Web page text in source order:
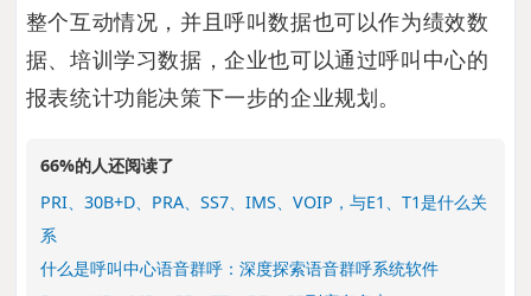
整个互动情况，并且呼叫数据也可以作为绩效数
据、培训学习数据，企业也可以通过呼叫中心的
报表统计功能决策下一步的企业规划。
66%的人还阅读了
PRI、30B+D、PRA、SS7、IMS、VOIP，与E1、T1是什么关
系
什么是呼叫中心语音群呼：深度探索语音群呼系统软件